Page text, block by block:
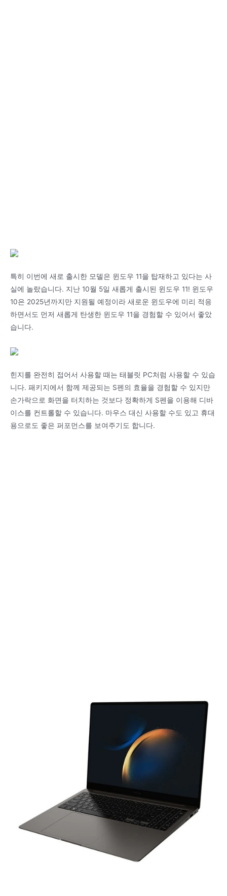
특히 이번에 새로 출시한 모델은 윈도우 11을 탑재하고 있다는 사
실에 놀랐습니다. 지난 10월 5일 새롭게 출시된 윈도우 11! 윈도우
10은 2025년까지만 지원될 예정이라 새로운 윈도우에 미리 적응
하면서도 먼저 새롭게 탄생한 윈도우 11을 경험할 수 있어서 좋았
습니다.
힌지를 완전히 접어서 사용할 때는 태블릿 PC처럼 사용할 수 있습
니다. 패키지에서 함께 제공되는 S펜의 효율을 경험할 수 있지만
손가락으로 화면을 터치하는 것보다 정확하게 S펜을 이용해 디바
이스를 컨트롤할 수 있습니다. 마우스 대신 사용할 수도 있고 휴대
용으로도 좋은 퍼포먼스를 보여주기도 합니다.